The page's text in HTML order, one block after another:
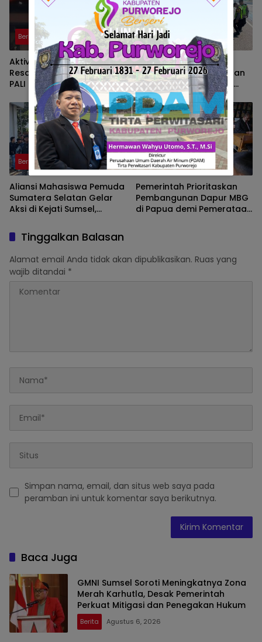
Berita
Aktivitas Hauling PT BSE
Resahkan Warga, Aktivis
PALI Siapkan Aksi
Demonstrasi di Kantor
Gubernur
Berita
Waspadai Kecelakaan
Akibat Asap Pembakaran
Pinggir Tol, Pengemudii
Diminta Lakukan Tips ini
Berita
Aliansi Mahasiswa Pemuda
Sumatera Selatan Gelar
Aksi di Kejati Sumsel,
Pungutan Dana BOS dan
Sertifikasi Guru di Ogan Ilir
Berita
Pemerintah Prioritaskan
Pembangunan Dapur MBG
di Papua demi Pemerataan
Tinggalkan Balasan
Alamat email Anda tidak akan dipublikasikan. Ruas yang
wajib ditandai *
Simpan nama, email, dan situs web saya pada
peramban ini untuk komentar saya berikutnya.
Baca Juga
GMNI Sumsel Soroti Meningkatnya Zona
Merah Karhutla, Desak Pemerintah
Perkuat Mitigasi dan Penegakan Hukum
Berita Agustus 6, 2026